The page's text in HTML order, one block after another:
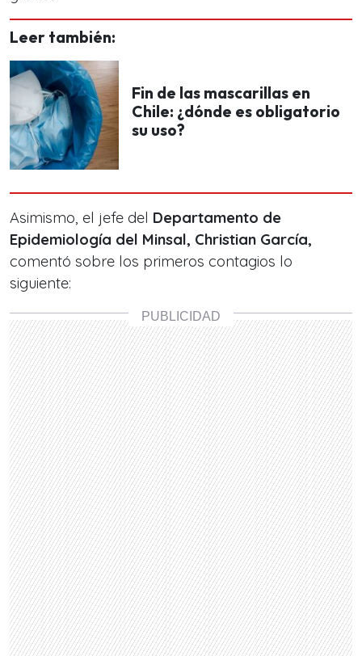
Leer también:
Fin de las mascarillas en
Chile: ¿dónde es obligatorio
su uso?
Asimismo, el jefe del Departamento de
Epidemiología del Minsal, Christian García,
comentó sobre los primeros contagios lo
siguiente: